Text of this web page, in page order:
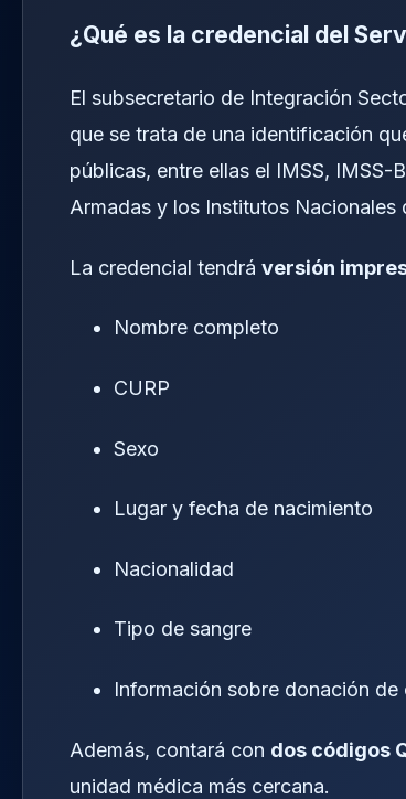
¿Qué es la credencial del
El subsecretario de Integración
que se trata de una identificación
públicas, entre ellas el IMSS, IMSS-
Armadas y los Institutos Nacionales
La credencial tendrá versión
Nombre completo
CURP
Sexo
Lugar y fecha de nacimiento
Nacionalidad
Tipo de sangre
Información sobre donación de
Además, contará con dos códigos
unidad médica más cercana.